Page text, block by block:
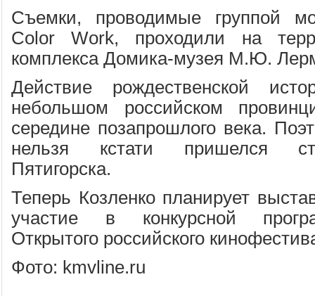
Съемки, проводимые группой
Color Work, проходили на
комплекса Домика-музея М.Ю.
Действие рождественской
небольшом российском
середине позапрошлого века.
нельзя кстати пришелся
Пятигорска.
Теперь Козленко планирует
участие в конкурсной
Открытого российского
Фото: kmvline.ru